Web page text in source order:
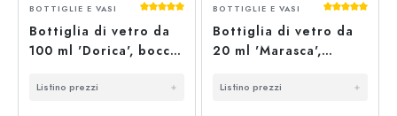
Valutazione media di 5 su 5 stelle
BOTTIGLIE E VASI
Bottiglia di vetro da
100 ml 'Dorica', bocca:
Listino prezzi
BOTTIGLIE E VASI
Bottiglia di vetro da
20 ml 'Marasca',
Listino prezzi